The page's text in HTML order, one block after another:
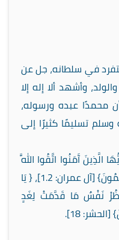
في سلطانه، جل عن
وأشهد ألا إله إلا
محمدًا عبده ورسوله،
تسليمًا كثيرًا إلى
الَّذِينَ آَمَنُوا اتَّقُوا اللَّهَ
حَقَّ تُقَاتِهِ وَلَا تَمُوتُنَّ إِلَّا وَأَنْتُمْ مُسْلِمُونَ} [آل عمران: 1.2]، { يَا
نَفْسٌ مَا قَدَّمَتْ لِغَدٍ
18].